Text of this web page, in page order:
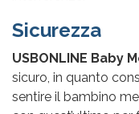
Sicurezza
USBONLINE Baby
sicuro, in quanto
sentire il bambino